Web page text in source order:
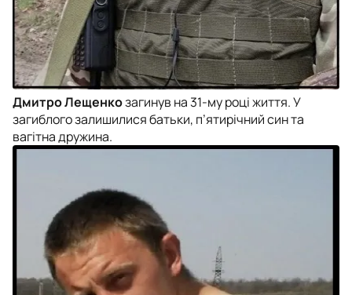
Дмитро Лещенкозагинув на 31-му році життя. У
загиблого залишилися батьки, п’ятирічний син та
вагітна дружина.